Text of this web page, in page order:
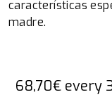
características
madre.
68,70€ every